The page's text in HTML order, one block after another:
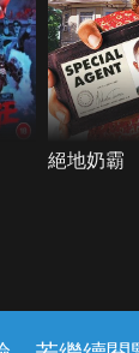
絕地奶霸
服務條款